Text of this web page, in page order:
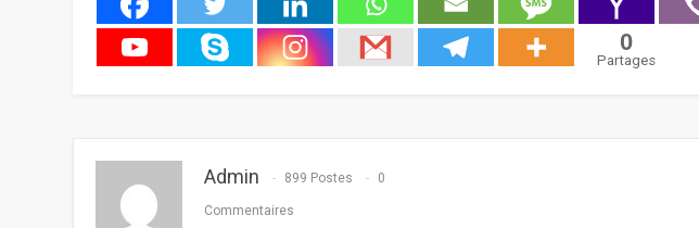
0
Partages
Admin 899 Postes 0
Commentaires